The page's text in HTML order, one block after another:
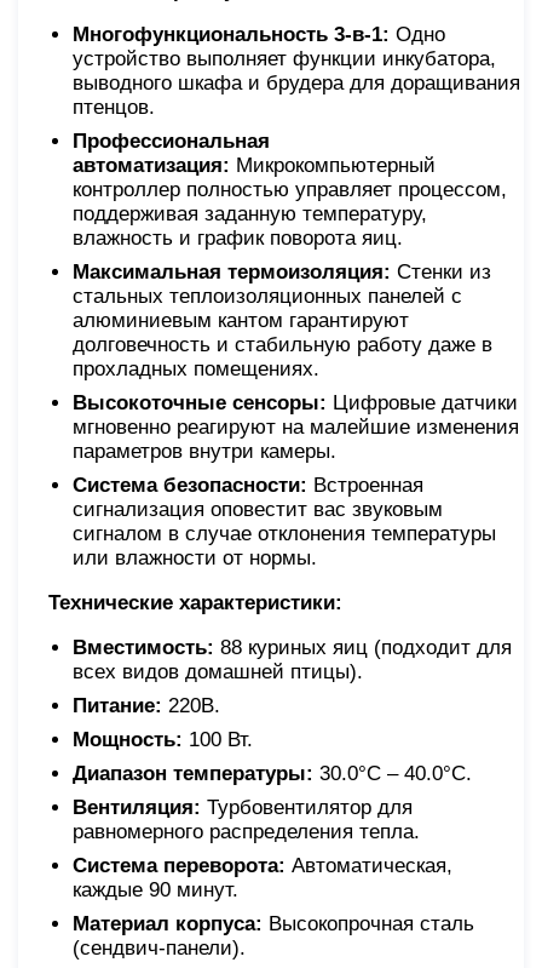
Многофункциональность 3-в-1: Одно
устройство выполняет функции инкубатора,
выводного шкафа и брудера для доращивания
птенцов.
Профессиональная
автоматизация: Микрокомпьютерный
контроллер полностью управляет процессом,
поддерживая заданную температуру,
влажность и график поворота яиц.
Максимальная термоизоляция: Стенки из
стальных теплоизоляционных панелей с
алюминиевым кантом гарантируют
долговечность и стабильную работу даже в
прохладных помещениях.
Высокоточные сенсоры: Цифровые датчики
мгновенно реагируют на малейшие изменения
параметров внутри камеры.
Система безопасности: Встроенная
сигнализация оповестит вас звуковым
сигналом в случае отклонения температуры
или влажности от нормы.
Технические характеристики:
Вместимость: 88 куриных яиц (подходит для
всех видов домашней птицы).
Питание: 220В.
Мощность: 100 Вт.
Диапазон температуры: 30.0°C – 40.0°C.
Вентиляция: Турбовентилятор для
равномерного распределения тепла.
Система переворота: Автоматическая,
каждые 90 минут.
Материал корпуса: Высокопрочная сталь
(сендвич-панели).